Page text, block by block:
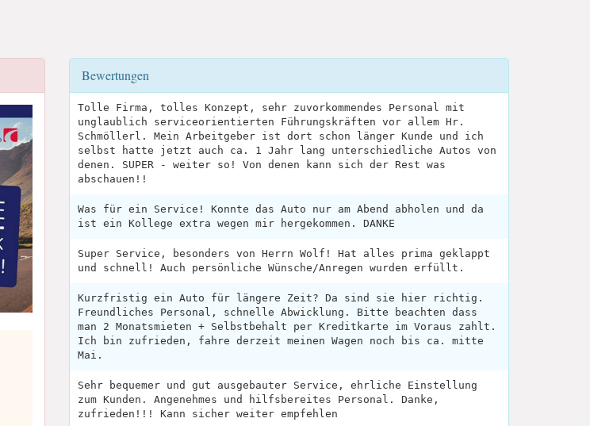
Bewertungen
Tolle Firma, tolles Konzept, sehr zuvorkommendes Personal mit
unglaublich serviceorientierten Führungskräften vor allem Hr.
Schmöllerl. Mein Arbeitgeber ist dort schon länger Kunde und ich
selbst hatte jetzt auch ca. 1 Jahr lang unterschiedliche Autos von
denen. SUPER - weiter so! Von denen kann sich der Rest was
abschauen!!
Was für ein Service! Konnte das Auto nur am Abend abholen und da
ist ein Kollege extra wegen mir hergekommen. DANKE
Super Service, besonders von Herrn Wolf! Hat alles prima geklappt
und schnell! Auch persönliche Wünsche/Anregen wurden erfüllt.
Kurzfristig ein Auto für längere Zeit? Da sind sie hier richtig.
Freundliches Personal, schnelle Abwicklung. Bitte beachten dass
man 2 Monatsmieten + Selbstbehalt per Kreditkarte im Voraus zahlt.
Ich bin zufrieden, fahre derzeit meinen Wagen noch bis ca. mitte
Mai.
Sehr bequemer und gut ausgebauter Service, ehrliche Einstellung
zum Kunden. Angenehmes und hilfsbereites Personal. Danke,
zufrieden!!! Kann sicher weiter empfehlen